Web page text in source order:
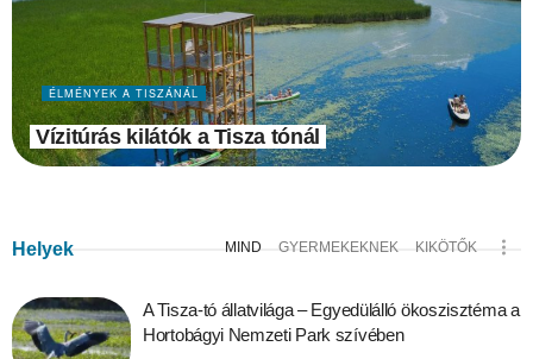
ÉLMÉNYEK A TISZÁNÁL
Vízitúrás kilátók a Tisza tónál
Helyek MIND GYERMEKEKNEK KIKÖTŐK
A Tisza-tó állatvilága – Egyedülálló ökoszisztéma a
Hortobágyi Nemzeti Park szívében